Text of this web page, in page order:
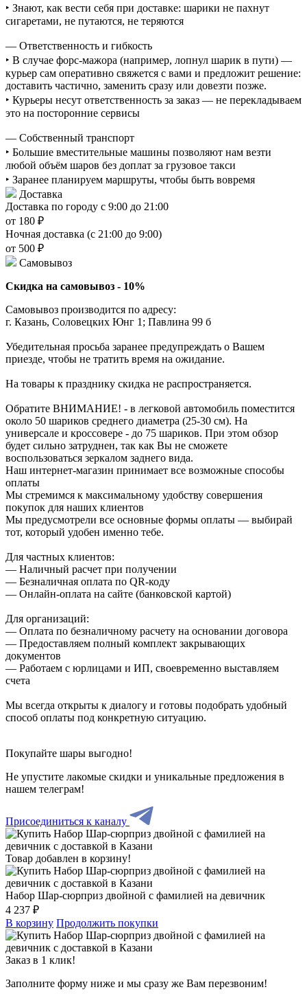
‣ Знают, как вести себя при доставке: шарики не пахнут
сигаретами, не путаются, не теряются
— Ответственность и гибкость
‣ В случае форс-мажора (например, лопнул шарик в пути) —
курьер сам оперативно свяжется с вами и предложит решение:
доставить частично, заменить сразу или довезти позже.
‣ Курьеры несут ответственность за заказ — не перекладываем
это на посторонние сервисы
— Собственный транспорт
‣ Большие вместительные машины позволяют нам везти
любой объём шаров без доплат за грузовое такси
‣ Заранее планируем маршруты, чтобы быть вовремя
Доставка
Доставка по городу с 9:00 до 21:00
от 180 ₽
Ночная доставка (с 21:00 до 9:00)
от 500 ₽
Самовывоз
Скидка на самовывоз - 10%
Самовывоз производится по адресу:
г. Казань, Соловецких Юнг 1; Павлина 99 б
Убедительная просьба заранее предупреждать о Вашем
приезде, чтобы не тратить время на ожидание.
На товары к празднику скидка не распространяется.
Обратите ВНИМАНИЕ! - в легковой автомобиль поместится
около 50 шариков среднего диаметра (25-30 см). На
универсале и кроссовере - до 75 шариков. При этом обзор
будет сильно затруднен, так как Вы не сможете
воспользоваться зеркалом заднего вида.
Наш интернет-магазин принимает все возможные способы
оплаты
Мы стремимся к максимальному удобству совершения
покупок для наших клиентов
Мы предусмотрели все основные формы оплаты — выбирай
тот, который удобен именно тебе.
Для частных клиентов:
— Наличный расчет при получении
— Безналичная оплата по QR-коду
— Онлайн-оплата на сайте (банковской картой)
Для организаций:
— Оплата по безналичному расчету на основании договора
— Предоставляем полный комплект закрывающих
документов
— Работаем с юрлицами и ИП, своевременно выставляем
счета
Мы всегда открыты к диалогу и готовы подобрать удобный
способ оплаты под конкретную ситуацию.
Покупайте шары выгодно!
Не упустите лакомые скидки и уникальные предложения в
нашем телеграм!
Присоединиться к каналу
Товар добавлен в корзину!
Набор Шар-сюрприз двойной с фамилией на девичник
4 237 ₽
В корзину Продолжить покупки
Заказ в 1 клик!
Заполните форму ниже и мы сразу же Вам перезвоним!